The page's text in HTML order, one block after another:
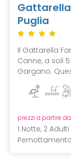
Gattarella
Puglia
Il Gattarella
Canne, a soli
Gargano.
prezzi a partire da
1 Notte, 2
Pernottamento